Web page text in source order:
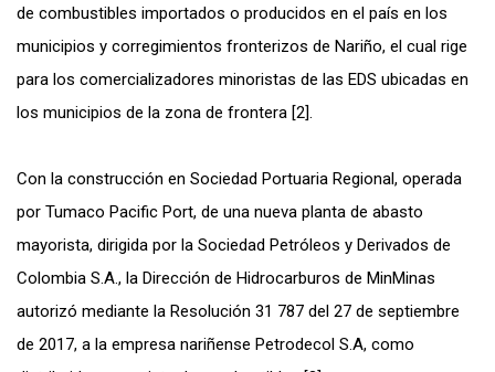
de combustibles importados o producidos en el país en los
municipios y corregimientos fronterizos de Nariño, el cual rige
para los comercializadores minoristas de las EDS ubicadas en
los municipios de la zona de frontera [2].
Con la construcción en Sociedad Portuaria Regional, operada
por Tumaco Pacific Port, de una nueva planta de abasto
mayorista, dirigida por la Sociedad Petróleos y Derivados de
Colombia S.A., la Dirección de Hidrocarburos de MinMinas
autorizó mediante la Resolución 31 787 del 27 de septiembre
de 2017, a la empresa nariñense Petrodecol S.A, como